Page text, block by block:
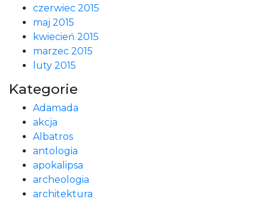
czerwiec 2015
maj 2015
kwiecień 2015
marzec 2015
luty 2015
Kategorie
Adamada
akcja
Albatros
antologia
apokalipsa
archeologia
architektura